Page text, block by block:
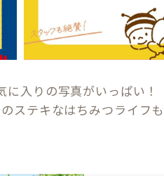
に入りの写真がいっぱい！
ステキなはちみつライフ